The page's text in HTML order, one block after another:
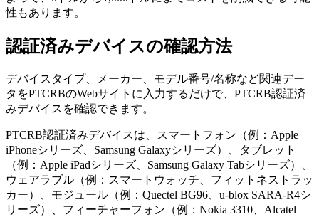
性もあります。
認証済みデバイスの確認方法
デバイスタイプ、メーカー、モデル番号/名称など関連デー
タをPTCRBのWebサイトに入力するだけで、PTCRB認証済
みデバイスを確認できます。
PTCRB認証済みデバイスは、スマートフォン（例：Apple
iPhoneシリーズ、Samsung Galaxyシリーズ）、タブレット
（例：Apple iPadシリーズ、Samsung Galaxy Tabシリーズ）、
ウェアラブル（例：スマートウォッチ、フィットネストラッ
カー）、モジュール（例：Quectel BG96、u-blox SARA-R4シ
リーズ）、フィーチャーフォン（例：Nokia 3310、Alcatel